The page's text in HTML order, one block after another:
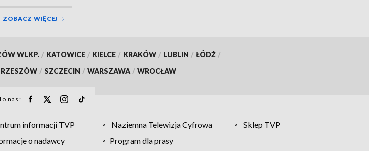
ZOBACZ WIĘCEJ
WLKP. / KATOWICE / KIELCE / KRAKÓW / LUBLIN / ŁÓDŹ /
RZESZÓW / SZCZECIN / WARSZAWA / WROCŁAW
nas:
informacji TVP Naziemna Telewizja Cyfrowa
Sklep TVP
o nadawcy
Program dla prasy